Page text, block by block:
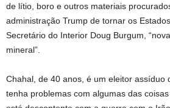
de lítio, boro e outros materiais
administração Trump de tornar os
Secretário do Interior Doug Burgum,
mineral”.
Chahal, de 40 anos, é um eleitor assíduo
tenha problemas com algumas das